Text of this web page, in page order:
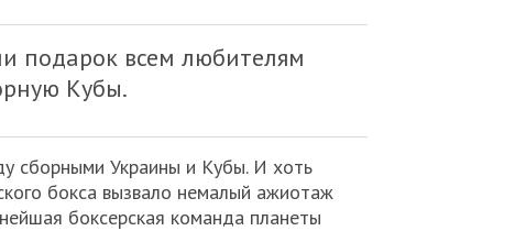
подарок всем любителям
Кубы.
сборными Украины и Кубы. И хоть
бокса вызвало немалый ажиотаж
боксерская команда планеты